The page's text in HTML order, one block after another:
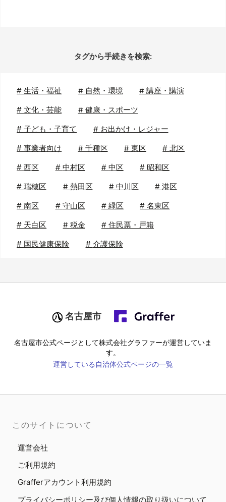
タグから手続きを検索:
#生活・福祉 # 自然・環境 # 講座・講演
#文化・芸能 # 健康・スポーツ
#子ども・子育て # お出かけ・レジャー
#事業者向け # 千種区 # 東区 #北区
#西区 # 中村区 # 中区 # 昭和区
#瑞穂区 # 熱田区 # 中川区 #港区
#南区 # 守山区 # 緑区 #名東区
# 天白区 # 税金 # 住民票・戸籍
# 国民健康保険 # 介護保険
名古屋市
名古屋市公式ページとして株式会社グラファーが運営していま
す。
運営している自治体公式ページの一覧
このサイトについて
運営会社
ご利用規約
Grafferアカウント利用規約
プライバシーポリシー及び個人情報の取り扱いについて